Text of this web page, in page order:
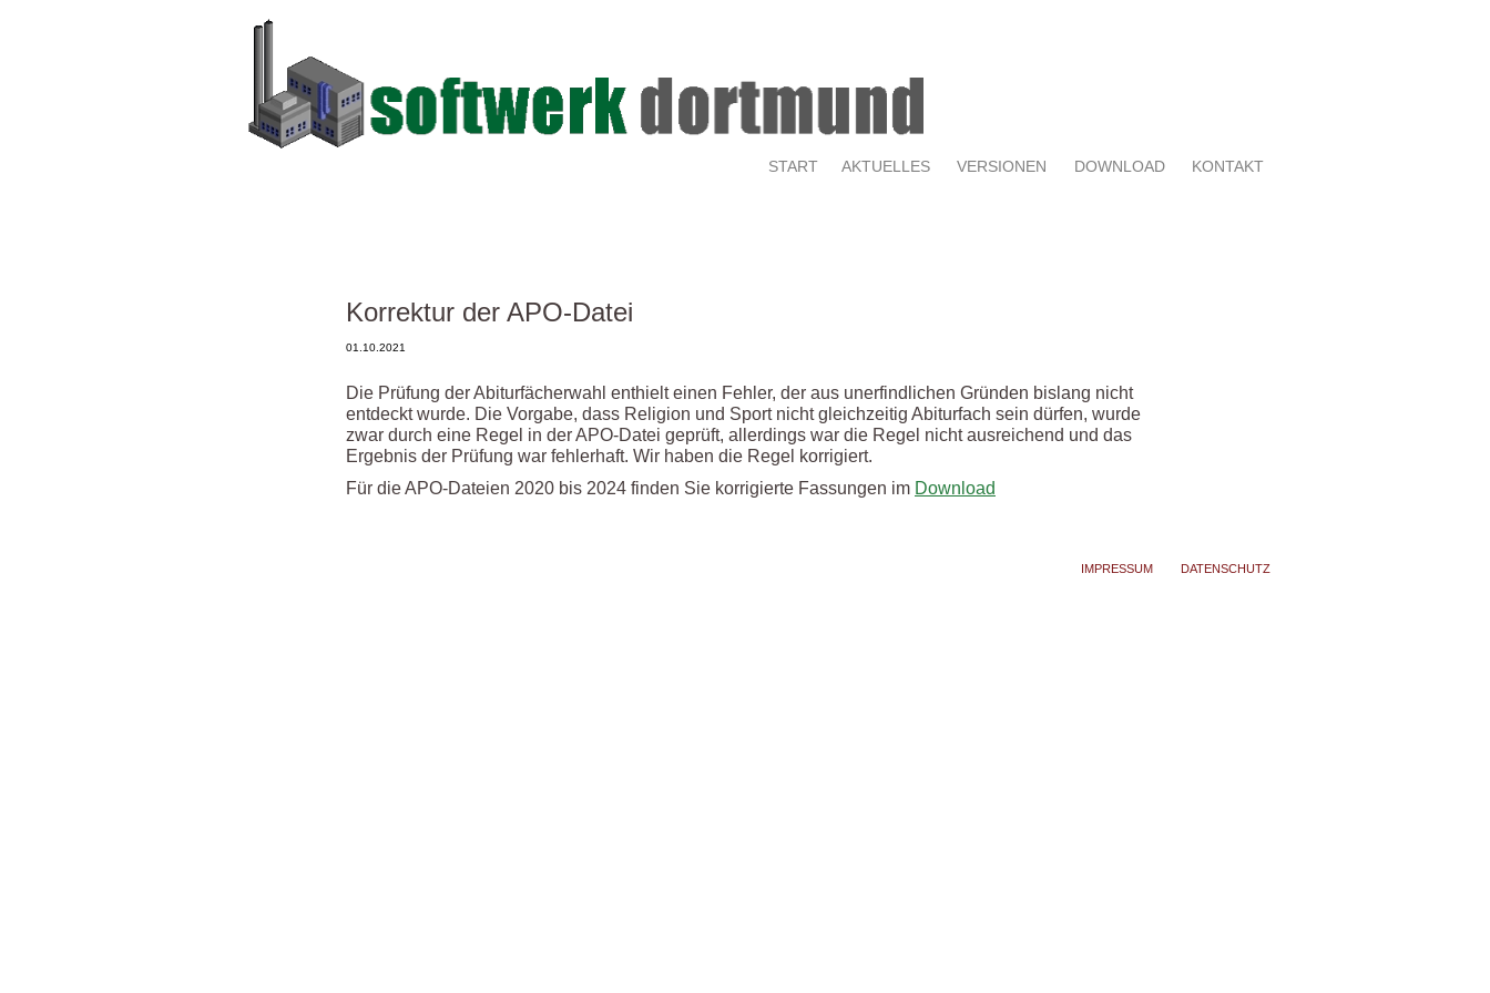
START AKTUELLES VERSIONEN DOWNLOAD KONTAKT
Korrektur der APO-Datei
01.10.2021
Die Prüfung der Abiturfächerwahl enthielt einen Fehler, der aus unerfindlichen Gründen bislang nicht
entdeckt wurde. Die Vorgabe, dass Religion und Sport nicht gleichzeitig Abiturfach sein dürfen, wurde
zwar durch eine Regel in der APO-Datei geprüft, allerdings war die Regel nicht ausreichend und das
Ergebnis der Prüfung war fehlerhaft. Wir haben die Regel korrigiert.
Für die APO-Dateien 2020 bis 2024 finden Sie korrigierte Fassungen im Download
IMPRESSUM DATENSCHUTZ